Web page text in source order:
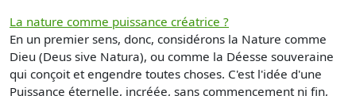
La nature comme puissance créatrice ?
En un premier sens, donc, considérons la Nature comme
Dieu (Deus sive Natura), ou comme la Déesse souveraine
qui conçoit et engendre toutes choses. C'est l'idée d'une
Puissance éternelle, incréée, sans commencement ni fin,